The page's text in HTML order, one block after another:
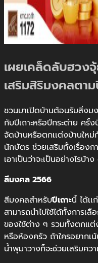
เผยเคล็ดลับฮวง
เสริมสิริมงคลตา
ชวนมาเปิดบ้านต้อนรับสิ่ง
กับปีเถาะหรือปีกระต่าย ครั้
จัดบ้านหรือตกเเต่งบ้านใ
นักษัตร ช่วยเสริมทั้งเรื่องก
เอาเป็นว่าจะเป็นอย่างไรบ้
สีมงคล 2566
สีมงคลสำหรับปีเถาะนี้ ได้เ
สามารถนำไปใช้ได้ทั้งการเ
ของใช้ต่าง ๆ รวมทั้งตกแต่
หรือห้องครัว ถ้าใครอยากเ
น้ำพุมาวางก็จะช่วยเสริมคว